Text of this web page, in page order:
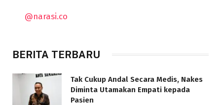
@narasi.co
BERITA TERBARU
Tak Cukup Andal Secara Medis, Nakes
Diminta Utamakan Empati kepada
Pasien